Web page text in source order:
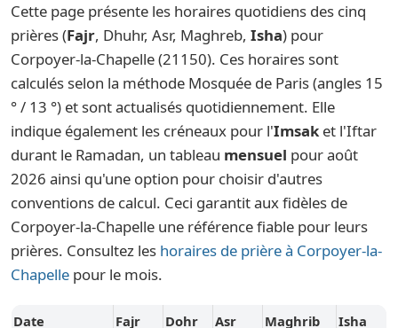
Cette page présente les horaires quotidiens des cinq
prières (Fajr, Dhuhr, Asr, Maghreb, Isha) pour
Corpoyer-la-Chapelle (21150). Ces horaires sont
calculés selon la méthode Mosquée de Paris (angles 15
° / 13 °) et sont actualisés quotidiennement. Elle
indique également les créneaux pour l'Imsak et l'Iftar
durant le Ramadan, un tableau mensuel pour août
2026 ainsi qu'une option pour choisir d'autres
conventions de calcul. Ceci garantit aux fidèles de
Corpoyer-la-Chapelle une référence fiable pour leurs
prières. Consultez les horaires de prière à Corpoyer-la-
Chapelle pour le mois.
Date Fajr Dohr Asr Maghrib
Isha